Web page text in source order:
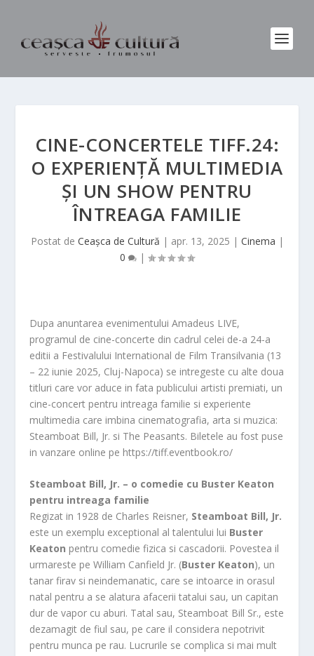
CINE-CONCERTELE TIFF.24:
O EXPERIENȚĂ MULTIMEDIA
ȘI UN SHOW PENTRU
ÎNTREAGA FAMILIE
Postat de Ceașca de Cultură | apr. 13, 2025 | Cinema |
0
|
Dupa anuntarea evenimentului Amadeus LIVE,
programul de cine-concerte din cadrul celei de-a 24-a
editii a Festivalului International de Film Transilvania (13
– 22 iunie 2025, Cluj-Napoca) se intregeste cu alte doua
titluri care vor aduce in fata publicului artisti premiati, un
cine-concert pentru intreaga familie si experiente
multimedia care imbina cinematografia, arta si muzica:
Steamboat Bill, Jr. si The Peasants. Biletele au fost puse
in vanzare online pe https://tiff.eventbook.ro/
Steamboat Bill, Jr. – o comedie cu Buster Keaton
pentru intreaga familie
Regizat in 1928 de Charles Reisner, Steamboat Bill, Jr.
este un exemplu exceptional al talentului lui Buster
Keaton pentru comedie fizica si cascadorii. Povestea il
urmareste pe William Canfield Jr. (Buster Keaton), un
tanar firav si neindemanatic, care se intoarce in orasul
natal pentru a se alatura afacerii tatalui sau, un capitan
dur de vapor cu aburi. Tatal sau, Steamboat Bill Sr., este
dezamagit de fiul sau, pe care il considera nepotrivit
pentru munca pe rau. Lucrurile se complica si mai mult